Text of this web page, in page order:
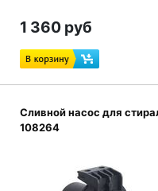
1 360 руб
Сливной насос для
108264